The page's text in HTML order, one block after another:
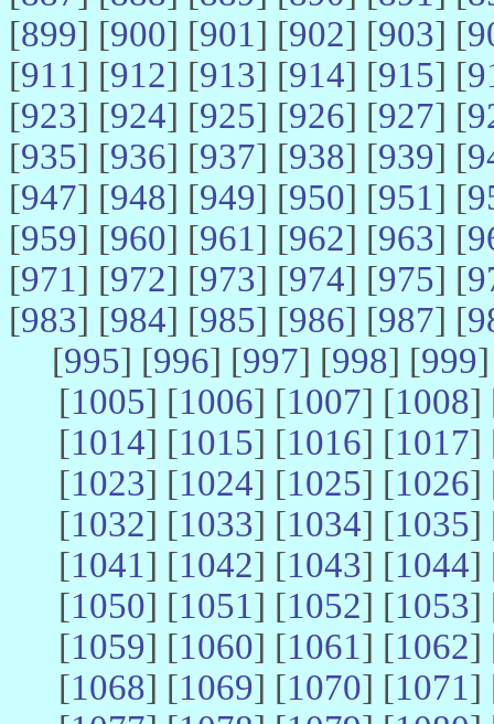
[899] [900] [901] [902] [903] [
[911] [912] [913] [914] [915] [
[923] [924] [925] [926] [927] [
[935] [936] [937] [938] [939] [
[947] [948] [949] [950] [951] [
[959] [960] [961] [962] [963] [
[971] [972] [973] [974] [975] [
[983] [984] [985] [986] [987] [
[995] [996] [997] [998] [999
[1005] [1006] [1007] [1008]
[1014] [1015] [1016] [1017]
[1023] [1024] [1025] [1026]
[1032] [1033] [1034] [1035]
[1041] [1042] [1043] [1044]
[1050] [1051] [1052] [1053]
[1059] [1060] [1061] [1062]
[1068] [1069] [1070] [1071]